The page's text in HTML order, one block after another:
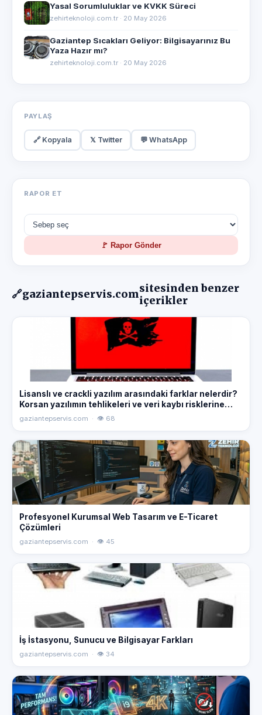
Yasal Sorumluluklar ve KVKK Süreci
zehirteknoloji.com.tr · 20 May 2026
Gaziantep Sıcakları Geliyor: Bilgisayarınız Bu
Yaza Hazır mı?
zehirteknoloji.com.tr · 20 May 2026
PAYLAŞ
🔗 Kopyala 𝕏 Twitter 💬 WhatsApp
RAPOR ET
🚩 Rapor Gönder
🔗gaziantepservis.comsitesinden benzer
içerikler
Lisanslı ve crackli yazılım arasındaki farklar nelerdir?
Korsan yazılımın tehlikeleri ve veri kaybı risklerine
karşı bilmeniz gerekenler. Gaziantep bilgisayar teknik
gaziantepservis.com · 👁 68
Profesyonel Kurumsal Web Tasarım ve E-Ticaret
Çözümleri
gaziantepservis.com · 👁 45
İş İstasyonu, Sunucu ve Bilgisayar Farkları
gaziantepservis.com · 👁 34